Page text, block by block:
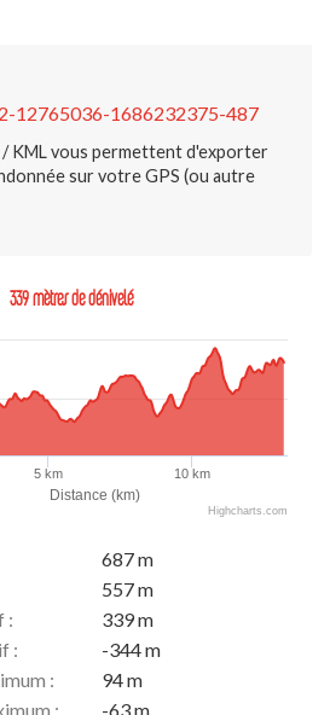
12765036-1686232375-487
/ KML vous permettent d'exporter
sur votre GPS (ou autre
339 mètres de dénivelé
Distance (km)
5 km 10 km
Highcharts.com
687 m
557 m
:
339 m
:
-344 m
:
94 m
:
-63 m